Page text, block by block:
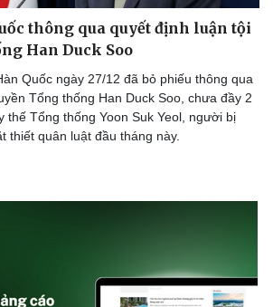
thông qua quyết định luận tội
Han Duck Soo
Quốc ngày 27/12 đã bỏ phiếu thông qua
Tổng thống Han Duck Soo, chưa đầy 2
thế Tổng thống Yoon Suk Yeol, người bị
thiết quân luật đầu tháng này.